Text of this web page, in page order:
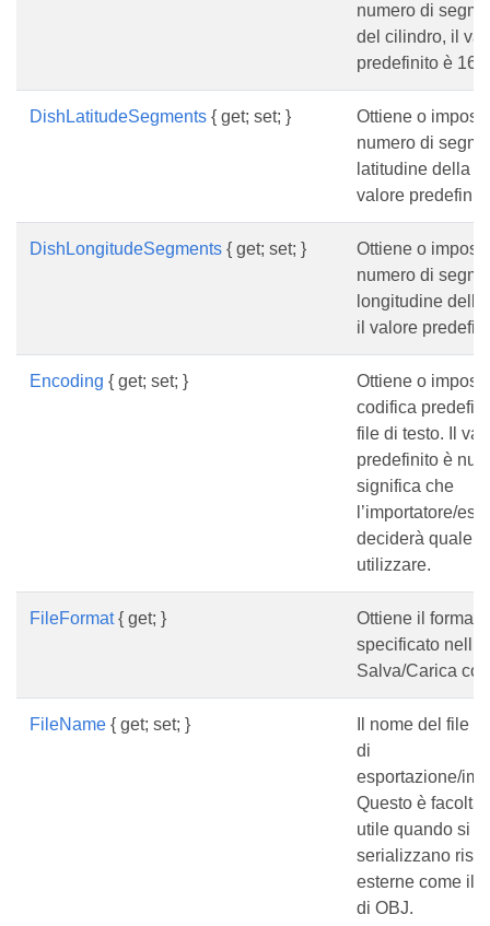
numero di
del cilindro, il
predefinito è 16
DishLatitudeSegments { get; set; }
Ottiene o
numero di
latitudine della
valore
DishLongitudeSegments { get; set; }
Ottiene o
numero di
longitudine
il valore
Encoding { get; set; }
Ottiene o
codifica
file di testo. Il
predefinito è
significa che
l’importatore/
deciderà quale
utilizzare.
FileFormat{ get; }
Ottiene il
specificato
Salva/Carica
FileName { get; set; }
Il nome del file
di
esportazione/
Questo è
utile quando si
serializzano
esterne come il
di OBJ.